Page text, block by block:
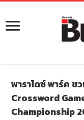
พาราไดซ์ พาร์ค
Crossword
Championship